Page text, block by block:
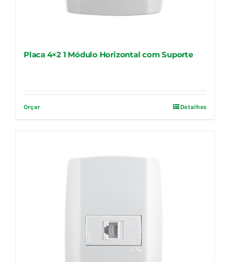
Placa 4×2 1 Módulo Horizontal com Suporte
Orçar Detalhes